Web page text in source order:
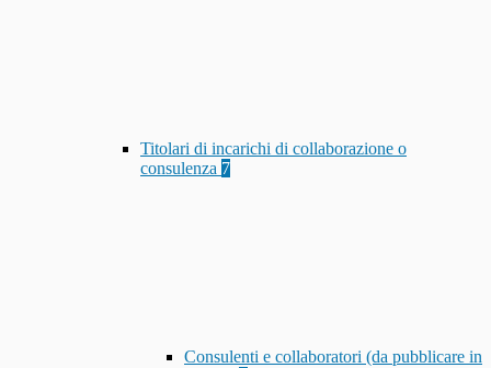
Titolari di incarichi di collaborazione o
consulenza 7
Consulenti e collaboratori (da pubblicare in